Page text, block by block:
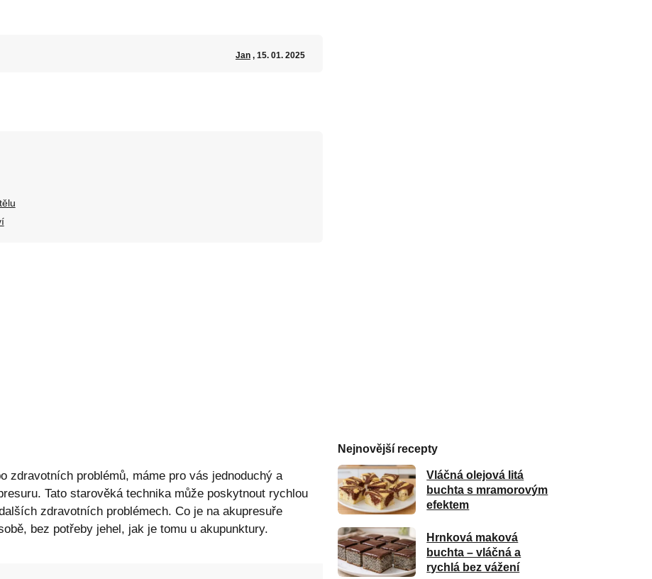
Jan, 15. 01. 2025
zdravotních problémů, máme pro vás jednoduchý a
Tato starověká technika může poskytnout rychlou
zdravotních problémech. Co je na akupresuře
bez potřeby jehel, jak je tomu u akupunktury.
Nejnovější recepty
Vláčná olejová litá
buchta s mramorovým
efektem
Hrnková maková
buchta – vláčná a
rychlá bez vážení